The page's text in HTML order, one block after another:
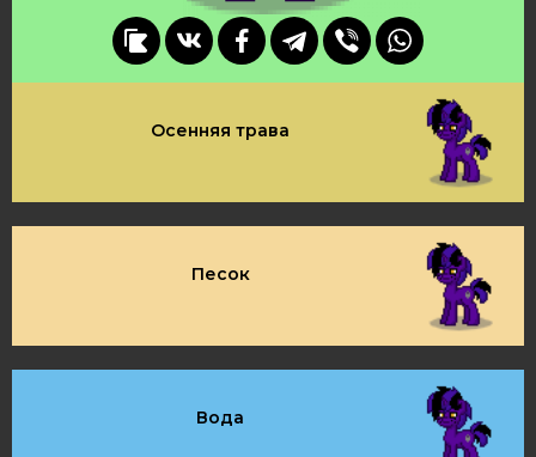
Осенняя трава
Песок
Вода